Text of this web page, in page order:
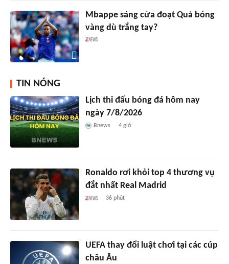
Mbappe sáng cửa đoạt Quả bóng
vàng dù trắng tay?
TIN NÓNG
Lịch thi đấu bóng đá hôm nay
ngày 7/8/2026
Bnews 4 giờ
Ronaldo rơi khỏi top 4 thương vụ
đắt nhất Real Madrid
36 phút
UEFA thay đổi luật chơi tại các cúp
châu Âu